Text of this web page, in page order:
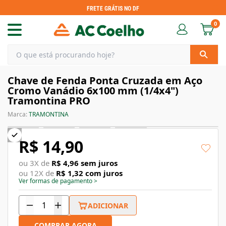
FRETE GRÁTIS NO DF
0
Chave de Fenda Ponta Cruzada em Aço
Cromo Vanádio 6x100 mm (1/4x4")
Tramontina PRO
Marca:TRAMONTINA
R$ 14,90
ou 3X de R$ 4,96 sem juros
ou 12X de R$ 1,32 com juros
Ver formas de pagamento>
ADICIONAR